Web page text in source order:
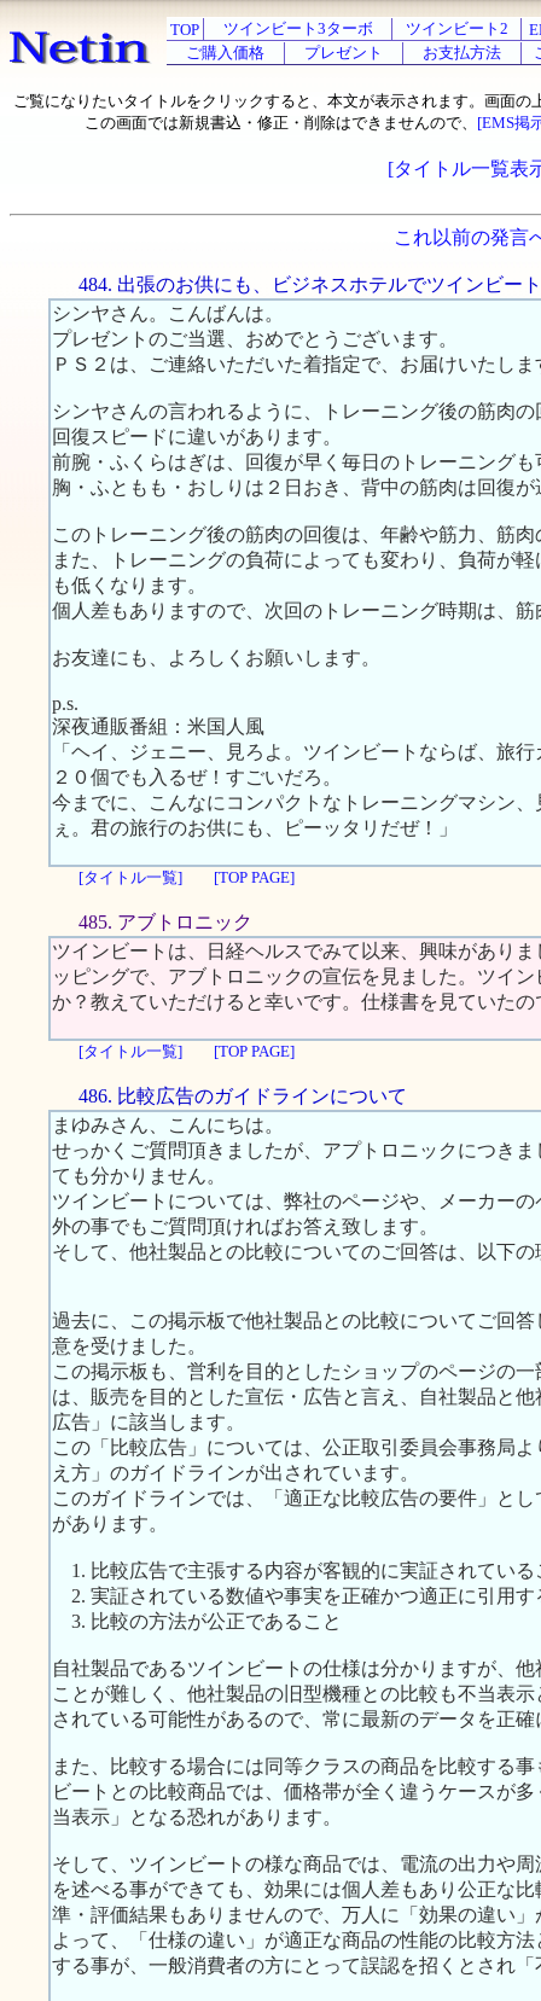
TOP ツインビート3ターボ ツインビート2
ご購入価格
プレゼント お支払方法
ご覧になりたいタイトルをクリックすると、本文が表示されます。画面の
この画面では新規書込・修正・削除はできませんので、 [EMS掲
[タイトル一覧表
これ以前の発言
484. 出張のお供にも、ビジネスホテルでツインビー
シンヤさん。こんばんは。
プレゼントのご当選、おめでとうございます。
ＰＳ２は、ご連絡いただいた着指定で、お届けいたしま
シンヤさんの言われるように、トレーニング後の筋肉
回復スピードに違いがあります。
前腕・ふくらはぎは、回復が早く毎日のトレーニング
胸・ふともも・おしりは２日おき、背中の筋肉は回復
このトレーニング後の筋肉の回復は、年齢や筋力、筋
また、トレーニングの負荷によっても変わり、負荷が
も低くなります。
個人差もありますので、次回のトレーニング時期は、
お友達にも、よろしくお願いします。
p.s.
深夜通販番組：米国人風
「ヘイ、ジェニー、見ろよ。ツインビートならば、旅
２０個でも入るぜ！すごいだろ。
今までに、こんなにコンパクトなトレーニングマシン
ぇ。君の旅行のお供にも、ピーッタリだぜ！」
[タイトル一覧] [TOP PAGE]
485. アブトロニック
ツインビートは、日経ヘルスでみて以来、興味があり
ッピングで、アブトロニックの宣伝を見ました。ツイ
か？教えていただけると幸いです。仕様書を見ていた
[タイトル一覧] [TOP PAGE]
486. 比較広告のガイドラインについて
まゆみさん、こんにちは。
せっかくご質問頂きましたが、アプトロニックにつき
ても分かりません。
ツインビートについては、弊社のページや、メーカー
外の事でもご質問頂ければお答え致します。
そして、他社製品との比較についてのご回答は、以下
過去に、この掲示板で他社製品との比較についてご回
意を受けました。
この掲示板も、営利を目的としたショップのページの
は、販売を目的とした宣伝・広告と言え、自社製品と
広告」に該当します。
この「比較広告」については、公正取引委員会事務局
え方」のガイドラインが出されています。
このガイドラインでは、「適正な比較広告の要件」と
があります。
1. 比較広告で主張する内容が客観的に実証されている
2. 実証されている数値や事実を正確かつ適正に引用す
3. 比較の方法が公正であること
自社製品であるツインビートの仕様は分かりますが、
ことが難しく、他社製品の旧型機種との比較も不当表
されている可能性があるので、常に最新のデータを正
また、比較する場合には同等クラスの商品を比較する
ビートとの比較商品では、価格帯が全く違うケースが
当表示」となる恐れがあります。
そして、ツインビートの様な商品では、電流の出力や
を述べる事ができても、効果には個人差もあり公正な
準・評価結果もありませんので、万人に「効果の違い
よって、「仕様の違い」が適正な商品の性能の比較方
する事が、一般消費者の方にとって誤認を招くとされ